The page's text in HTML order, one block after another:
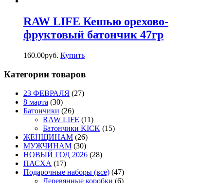
RAW LIFE Кешью орехово-
фруктовый батончик 47гр
160.00руб. Купить
Категории товаров
23 ФЕВРАЛЯ (27)
8 марта (30)
Батончики (26)
RAW LIFE (11)
Батончики KICK (15)
ЖЕНЩИНАМ (26)
МУЖЧИНАМ (30)
НОВЫЙ ГОД 2026 (28)
ПАСХА (17)
Подарочные наборы (все) (47)
Деревянные коробки (6)